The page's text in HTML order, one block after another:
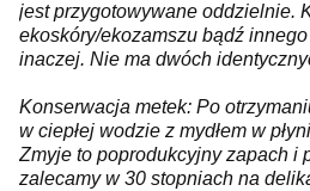
jest przygotowywane oddzielnie.
ekoskóry/ekozamszu bądź
inaczej. Nie ma dwóch
Konserwacja metek: Po
w ciepłej wodzie z mydłem w
Zmyje to poprodukcyjny zapach i
zalecamy w 30 stopniach na